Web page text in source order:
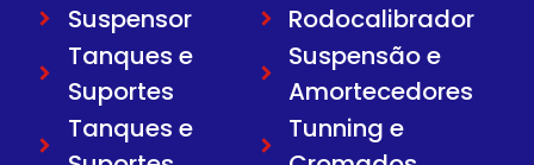
Suspensor
Tanques e
Suportes
Tanques e
Rodocalibrador
Suspensão e
Amortecedores
Tunning e